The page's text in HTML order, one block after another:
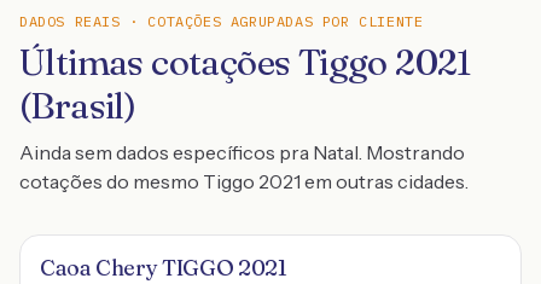
DADOS REAIS · COTAÇÕES AGRUPADAS POR CLIENTE
Últimas cotações Tiggo 2021
(Brasil)
Ainda sem dados específicos pra Natal. Mostrando
cotações do mesmo Tiggo 2021 em outras cidades.
Caoa Chery TIGGO 2021